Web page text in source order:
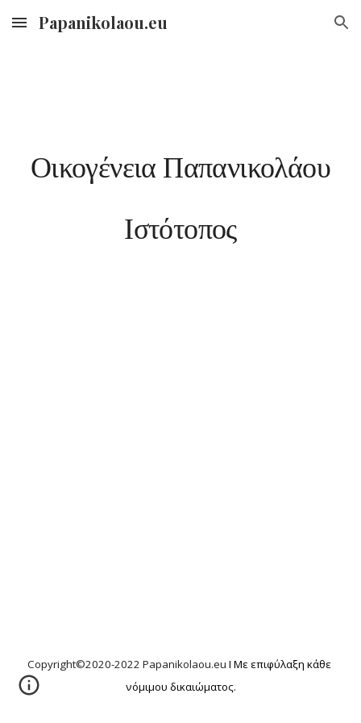
Skip to main content Skip to navigation
Papanikolaou.eu
Οικογένεια Παπανικολάου
Ιστότοπος
Copyright©2020-2022 Papanikolaou.eu I Με επιφύλαξη κάθε
νόμιμου δικαιώματος.